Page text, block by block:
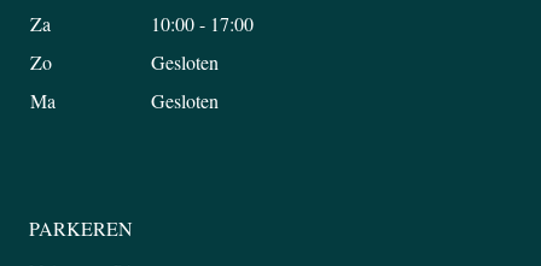
Za
10:00 - 17:00
Zo
Gesloten
Ma
Gesloten
PARKEREN